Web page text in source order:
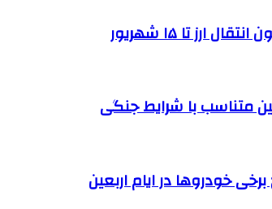
تا ۱۵ شهریور
متناسب با شرایط جنگی
خودروها در ایام اربعین